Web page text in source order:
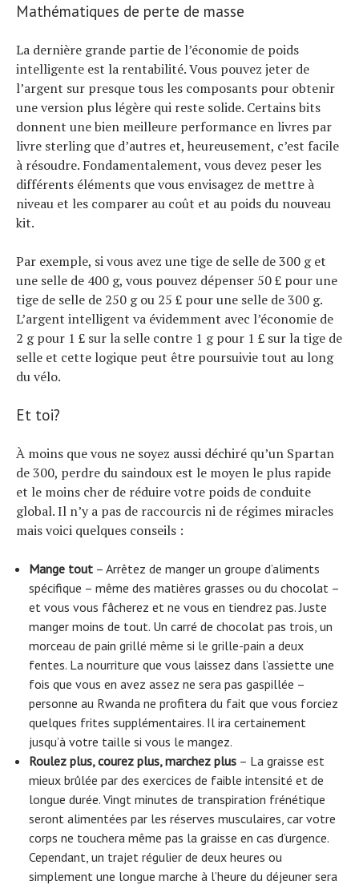
Mathématiques de perte de masse
La dernière grande partie de l’économie de poids
intelligente est la rentabilité. Vous pouvez jeter de
l’argent sur presque tous les composants pour obtenir
une version plus légère qui reste solide. Certains bits
donnent une bien meilleure performance en livres par
livre sterling que d’autres et, heureusement, c’est facile
à résoudre. Fondamentalement, vous devez peser les
différents éléments que vous envisagez de mettre à
niveau et les comparer au coût et au poids du nouveau
kit.
Par exemple, si vous avez une tige de selle de 300 g et
une selle de 400 g, vous pouvez dépenser 50 £ pour une
tige de selle de 250 g ou 25 £ pour une selle de 300 g.
L’argent intelligent va évidemment avec l’économie de
2 g pour 1 £ sur la selle contre 1 g pour 1 £ sur la tige de
selle et cette logique peut être poursuivie tout au long
du vélo.
Et toi?
À moins que vous ne soyez aussi déchiré qu’un Spartan
de 300, perdre du saindoux est le moyen le plus rapide
et le moins cher de réduire votre poids de conduite
global. Il n’y a pas de raccourcis ni de régimes miracles
mais voici quelques conseils :
Mange tout – Arrêtez de manger un groupe d’aliments
spécifique – même des matières grasses ou du chocolat –
et vous vous fâcherez et ne vous en tiendrez pas. Juste
manger moins de tout. Un carré de chocolat pas trois, un
morceau de pain grillé même si le grille-pain a deux
fentes. La nourriture que vous laissez dans l’assiette une
fois que vous en avez assez ne sera pas gaspillée –
personne au Rwanda ne profitera du fait que vous forciez
quelques frites supplémentaires. Il ira certainement
jusqu’à votre taille si vous le mangez.
Roulez plus, courez plus, marchez plus – La graisse est
mieux brûlée par des exercices de faible intensité et de
longue durée. Vingt minutes de transpiration frénétique
seront alimentées par les réserves musculaires, car votre
corps ne touchera même pas la graisse en cas d’urgence.
Cependant, un trajet régulier de deux heures ou
simplement une longue marche à l’heure du déjeuner sera